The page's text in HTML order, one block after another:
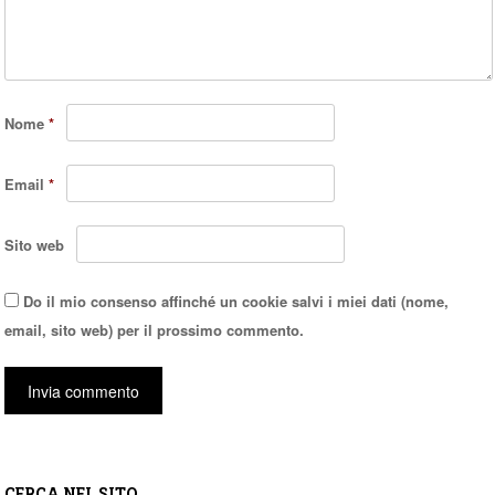
Nome*
Email*
Sito web
Do il mio consenso affinché un cookie salvi i miei dati (nome,
email, sito web) per il prossimo commento.